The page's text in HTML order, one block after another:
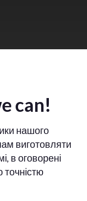
can!
нашого
виготовляти
в оговорені
точністю